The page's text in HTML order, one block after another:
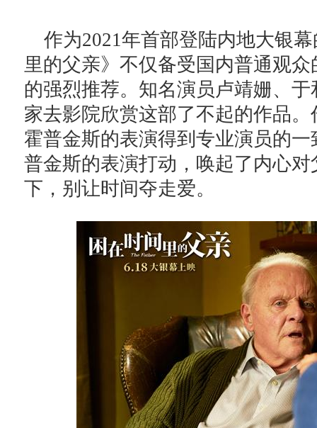
作为2021年首部登陆内地大银
里的父亲》不仅备受国内普通观
的强烈推荐。知名演员卢靖姗、
家去影院欣赏这部了不起的作品
霍普金斯的表演得到专业演员的
普金斯的表演打动，唤起了内心
下，别让时间夺走爱。